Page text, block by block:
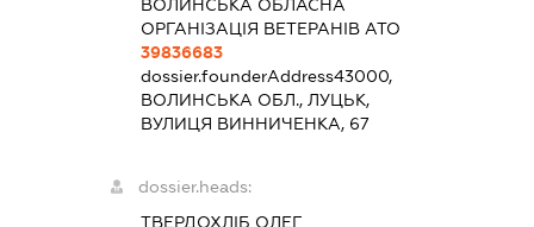
ВОЛИНСЬКА ОБЛАСНА
ОРГАНІЗАЦІЯ ВЕТЕРАНІВ АТО
39836683
dossier.founderAddress43000,
ВОЛИНСЬКА ОБЛ., ЛУЦЬК,
ВУЛИЦЯ ВИННИЧЕНКА, 67
dossier.heads:
ТВЕРДОХЛІБ ОЛЕГ